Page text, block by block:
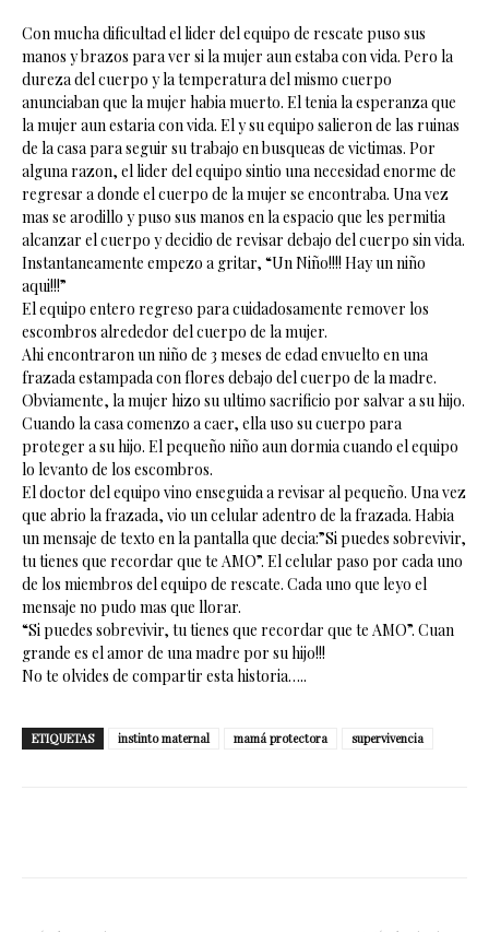
Con mucha dificultad el lider del equipo de rescate puso sus
manos y brazos para ver si la mujer aun estaba con vida. Pero la
dureza del cuerpo y la temperatura del mismo cuerpo
anunciaban que la mujer habia muerto. El tenia la esperanza que
la mujer aun estaria con vida. El y su equipo salieron de las ruinas
de la casa para seguir su trabajo en busqueas de victimas. Por
alguna razon, el lider del equipo sintio una necesidad enorme de
regresar a donde el cuerpo de la mujer se encontraba. Una vez
mas se arodillo y puso sus manos en la espacio que les permitia
alcanzar el cuerpo y decidio de revisar debajo del cuerpo sin vida.
Instantaneamente empezo a gritar, “Un Niño!!!! Hay un niño
aqui!!!”
El equipo entero regreso para cuidadosamente remover los
escombros alrededor del cuerpo de la mujer.
Ahi encontraron un niño de 3 meses de edad envuelto en una
frazada estampada con flores debajo del cuerpo de la madre.
Obviamente, la mujer hizo su ultimo sacrificio por salvar a su hijo.
Cuando la casa comenzo a caer, ella uso su cuerpo para
proteger a su hijo. El pequeño niño aun dormia cuando el equipo
lo levanto de los escombros.
El doctor del equipo vino enseguida a revisar al pequeño. Una vez
que abrio la frazada, vio un celular adentro de la frazada. Habia
un mensaje de texto en la pantalla que decia:”Si puedes sobrevivir,
tu tienes que recordar que te AMO”. El celular paso por cada uno
de los miembros del equipo de rescate. Cada uno que leyo el
mensaje no pudo mas que llorar.
“Si puedes sobrevivir, tu tienes que recordar que te AMO”. Cuan
grande es el amor de una madre por su hijo!!!
No te olvides de compartir esta historia…..
ETIQUETAS instinto maternal mamá protectora supervivencia